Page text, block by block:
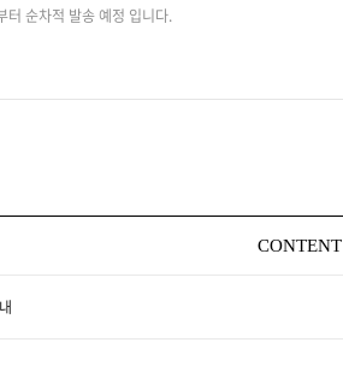
순차적 발송 예정 입니다.
CONTENT